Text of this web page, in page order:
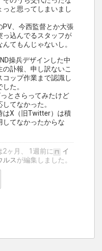
っと思ってしまいまし
PV、今西監督とか大張
っ込んでるスタッフが
んてもんじゃないし。
操兵デザインした中
の訃報、申し訳ないこ
コップ作業まで認識し
た。
とさらってみたけど
てなかった。
はX（旧Twitter）は積
してなかったからな
2ヶ月、 1週前に
イ
ルスが編集しました。